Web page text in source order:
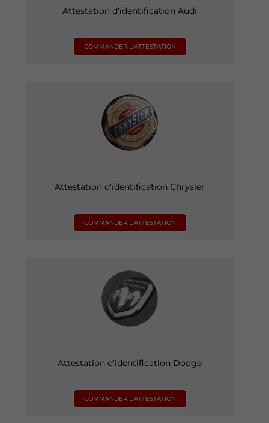
Attestation d'identification Audi
COMMANDER L'ATTESTATION
Attestation d'identification Chrysler
COMMANDER L'ATTESTATION
Attestation d'identification Dodge
COMMANDER L'ATTESTATION